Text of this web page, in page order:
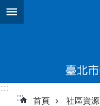
跳到主要內容區塊
:::
:::
首頁 社區資源